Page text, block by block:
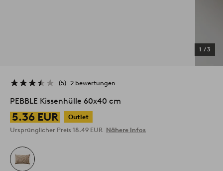
1 /3
5 2 bewertungen
PEBBLE Kissenhülle 60x40 cm
5.36 EUR
Outlet
Ursprünglicher Preis 18.49 EUR Nähere Infos